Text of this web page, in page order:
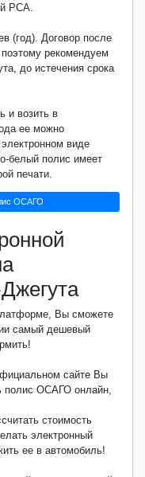
РСА.
(год). Договор после
поэтому рекомендуем
до истечения срока
и возить в
ее можно
виде
белый полис имеет
печати.
ОСАГО
Вы сможете
самый дешевый
сайте Вы
полис ОСАГО онлайн,
стоимость
электронный
ее в автомобиль!